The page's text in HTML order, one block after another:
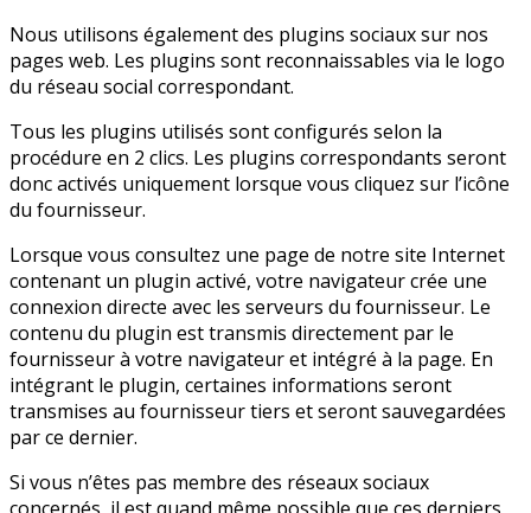
Nous utilisons également des plugins sociaux sur nos
pages web. Les plugins sont reconnaissables via le logo
du réseau social correspondant.
Tous les plugins utilisés sont configurés selon la
procédure en 2 clics. Les plugins correspondants seront
donc activés uniquement lorsque vous cliquez sur l’icône
du fournisseur.
Lorsque vous consultez une page de notre site Internet
contenant un plugin activé, votre navigateur crée une
connexion directe avec les serveurs du fournisseur. Le
contenu du plugin est transmis directement par le
fournisseur à votre navigateur et intégré à la page. En
intégrant le plugin, certaines informations seront
transmises au fournisseur tiers et seront sauvegardées
par ce dernier.
Si vous n’êtes pas membre des réseaux sociaux